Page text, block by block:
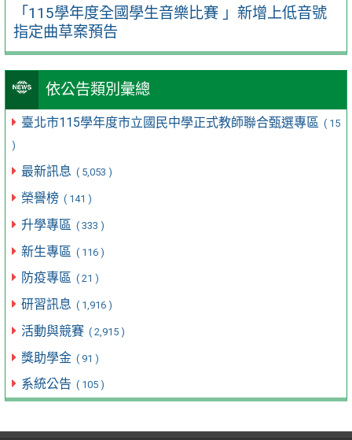
「115學年度全國學生音樂比賽 」新增上低音號
指定曲草案預告
依公告類別彙總
臺北市115學年度市立國民中學正式教師聯合甄選專區 ( 15
)
最新訊息 ( 5,053 )
榮譽榜 ( 141 )
升學專區 ( 333 )
新生專區 ( 116 )
防疫專區 ( 21 )
研習訊息 ( 1,916 )
活動與競賽 ( 2,915 )
獎助學金 ( 91 )
系統公告 ( 105 )